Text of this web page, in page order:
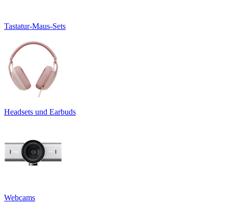
Tastatur-Maus-Sets
Headsets und Earbuds
Webcams